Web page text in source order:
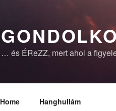
… és ÉReZZ, mert ahol a
Home Hanghullám